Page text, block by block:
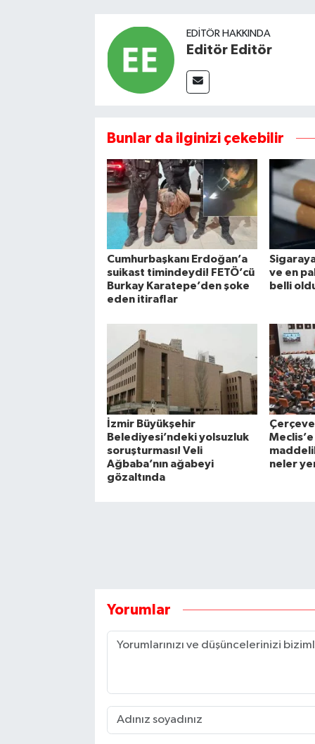
EDITÖR HAKKINDA
Editör Editör
Bunlar da ilginizi çekebilir
Cumhurbaşkanı Erdoğan’a
suikast timindeydi! FETÖ’cü
Burkay Karatepe’den şoke
eden itiraflar
ve en
belli
İzmir Büyükşehir
Belediyesi’ndeki yolsuzluk
soruşturması! Veli
Ağbaba’nın ağabeyi
gözaltında
neler
Yorumlar